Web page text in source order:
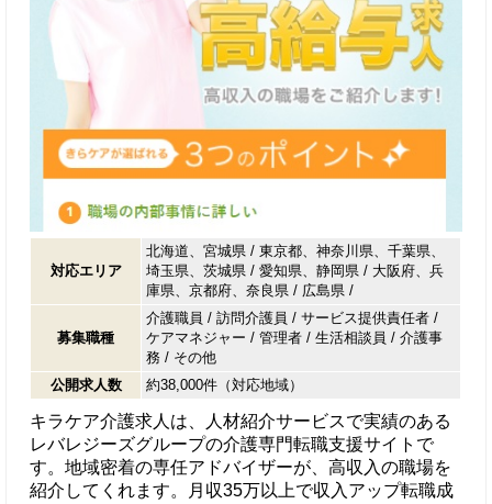
対応エリア
北海道、宮城県 / 東京都、神奈川県、千葉県、
埼玉県、茨城県 / 愛知県、静岡県 / 大阪府、兵
庫県、京都府、奈良県 / 広島県 /
募集職種
介護職員 /訪問介護員 /サービス提供責任者 /
ケアマネジャー /管理者 /生活相談員 /介護事
務 / その他
公開求人数
約38,000件（対応地域）
キラケア介護求人は、人材紹介サービスで実績のある
レバレジーズグループの介護専門転職支援サイトで
す。地域密着の専任アドバイザーが、高収入の職場を
紹介してくれます。月収35万以上で収入アップ転職成